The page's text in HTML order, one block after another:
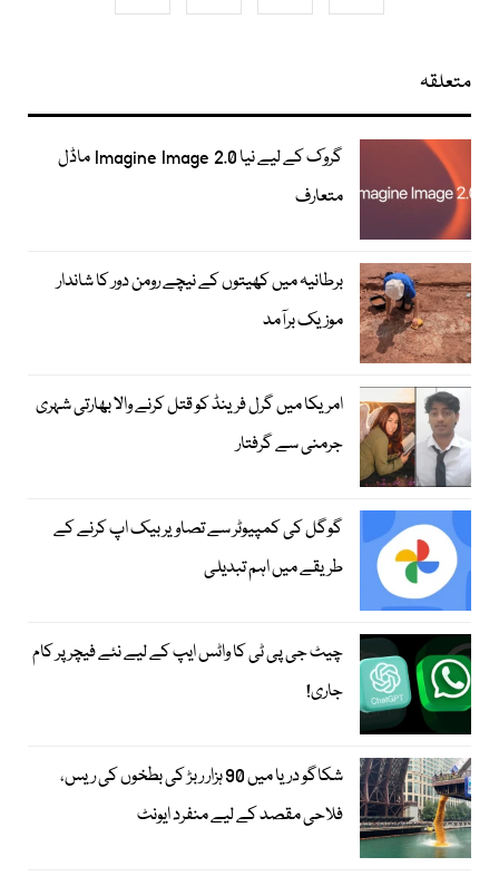
متعلقہ
گروک کے لیے نیا Imagine Image 2.0 ماڈل
متعارف
برطانیہ میں کھیتوں کے نیچے رومن دور کا شاندار
موزیک برآمد
امریکا میں گرل فرینڈ کو قتل کرنے والا بھارتی شہری
جرمنی سے گرفتار
گوگل کی کمپیوٹر سے تصاویر بیک اپ کرنے کے
طریقے میں اہم تبدیلی
چیٹ جی پی ٹی کا واٹس ایپ کے لیے نئے فیچر پر کام
جاری!
شکاگو دریا میں 90 ہزار ربڑ کی بطخوں کی ریس،
فلاحی مقصد کے لیے منفرد ایونٹ